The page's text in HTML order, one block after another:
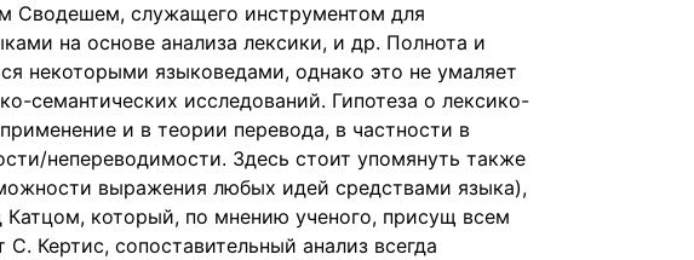
Сводешем, служащего инструментом для
на основе анализа лексики, и др. Полнота и
некоторыми языковедами, однако это не умаляет
семантических исследований. Гипотеза о лексико-
и в теории перевода, в частности в
непереводимости. Здесь стоит упомянуть также
выражения любых идей средствами языка),
который, по мнению ученого, присущ всем
Кертис, сопоставительный анализ всегда